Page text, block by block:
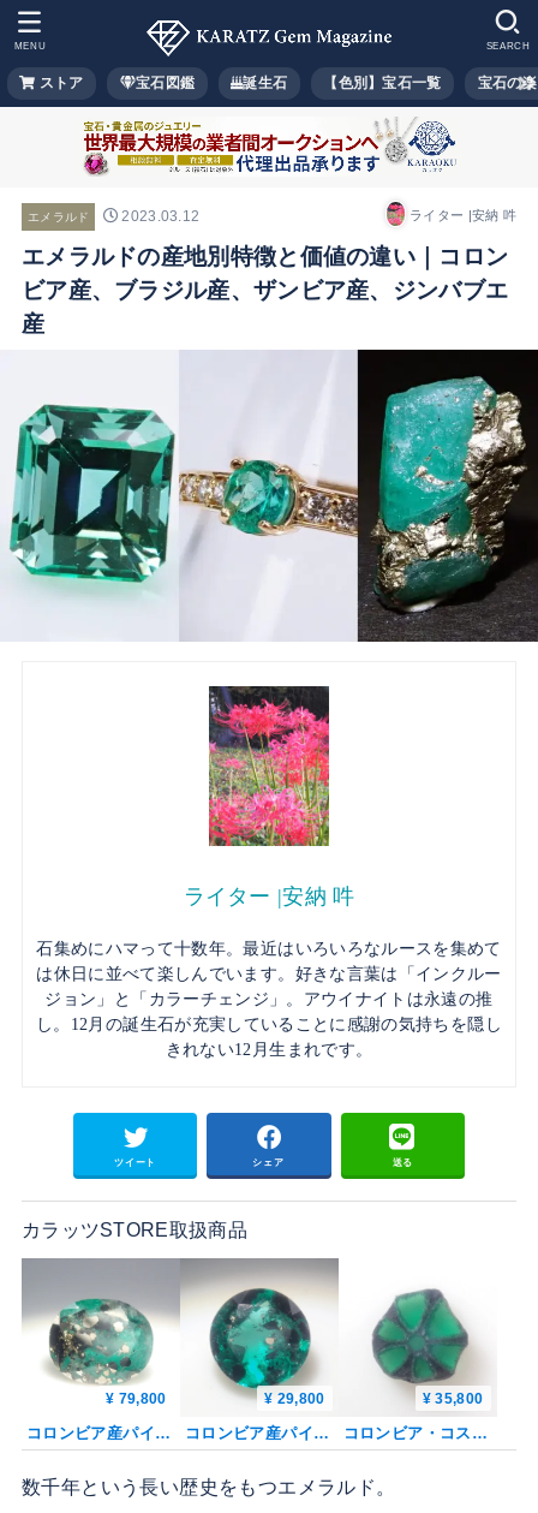
ストア 宝石図鑑 誕生石 【色別】宝石一覧 宝石の
SEARCH
MENU
エメラルド 2023.03.12 ライター |安納 吽
エメラルドの産地別特徴と価値の違い｜コロン
ビア産、ブラジル産、ザンビア産、ジンバブエ
産
ライター |安納 吽
石集めにハマって十数年。最近はいろいろなルースを集めて
は休日に並べて楽しんでいます。好きな言葉は「インクルー
ジョン」と「カラーチェンジ」。アウイナイトは永遠の推
し。12月の誕生石が充実していることに感謝の気持ちを隠し
きれない12月生まれです。
ツイート シェア 送る
カラッツSTORE取扱商品
¥ 79,800
コロンビア産パイライト・雲母インエメラルド 1.192ctルース 鑑別書
¥ 29,800
コロンビア産パイライト・雲母インエメラルド 4.8mm/0.360ctルース 鑑別書
¥ 35,800
コロンビア・コスケス産トラピッチェエメラルド 0.252ctルース 鑑別書
数千年という長い歴史をもつエメラルド。